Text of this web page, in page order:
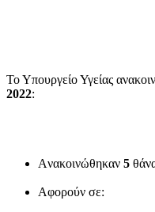
Το Υπουργείο Υγείας
2022:
Aνακοινώθηκαν 5
Αφορούν σε: